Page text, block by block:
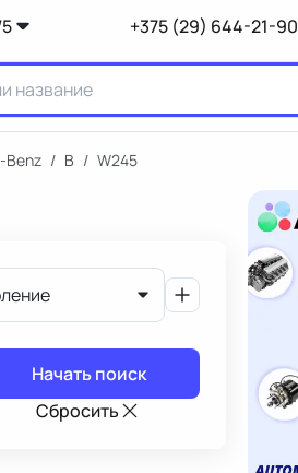
+375 (29) 644-21-90
Benz / B / W245
Начать поиск
Сбросить